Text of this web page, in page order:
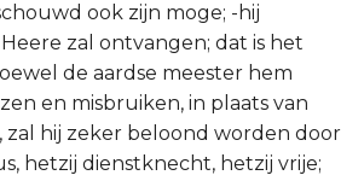
ook zijn moge; -hij
zal ontvangen; dat is het
de aardse meester hem
en misbruiken, in plaats van
zal hij zeker beloond worden door
hetzij dienstknecht, hetzij vrije;